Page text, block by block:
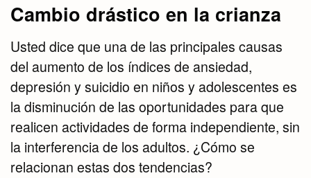
Cambio drástico en la crianza
Usted dice que una de las principales causas
del aumento de los índices de ansiedad,
depresión y suicidio en niños y adolescentes es
la disminución de las oportunidades para que
realicen actividades de forma independiente, sin
la interferencia de los adultos. ¿Cómo se
relacionan estas dos tendencias?